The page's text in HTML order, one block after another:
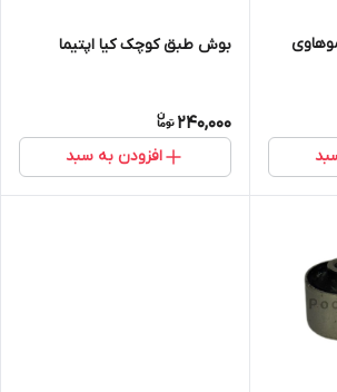
بوش طبق کوچک کیا اپتیما
240,000
افزودن به سبد